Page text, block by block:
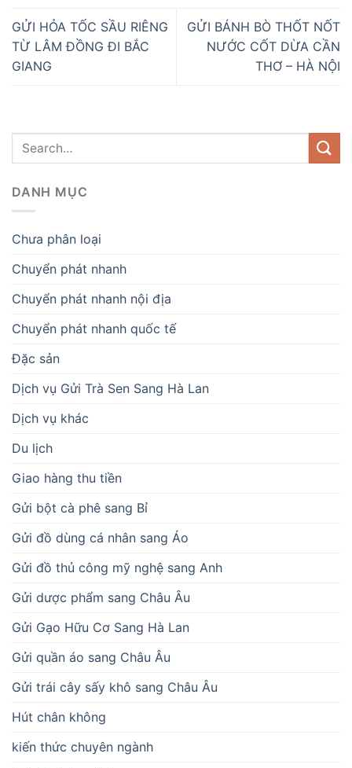
GỬI HỎA TỐC SẦU RIÊNG
TỪ LÂM ĐỒNG ĐI BẮC
GIANG
GỬI BÁNH BÒ THỐT NỐT
NƯỚC CỐT DỪA CẦN
THƠ – HÀ NỘI
DANH MỤC
Chưa phân loại
Chuyển phát nhanh
Chuyển phát nhanh nội địa
Chuyển phát nhanh quốc tế
Đặc sản
Dịch vụ Gửi Trà Sen Sang Hà Lan
Dịch vụ khác
Du lịch
Giao hàng thu tiền
Gửi bột cà phê sang Bỉ
Gửi đồ dùng cá nhân sang Áo
Gửi đồ thủ công mỹ nghệ sang Anh
Gửi dược phẩm sang Châu Âu
Gửi Gạo Hữu Cơ Sang Hà Lan
Gửi quần áo sang Châu Âu
Gửi trái cây sấy khô sang Châu Âu
Hút chân không
kiến thức chuyên ngành